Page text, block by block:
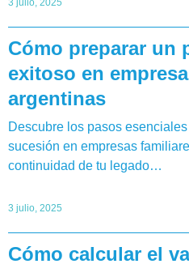
3 julio, 2025
Cómo preparar un
exitoso en
argentinas
Descubre los pasos
sucesión en empresas
continuidad de tu legado…
3 julio, 2025
Cómo calcular el